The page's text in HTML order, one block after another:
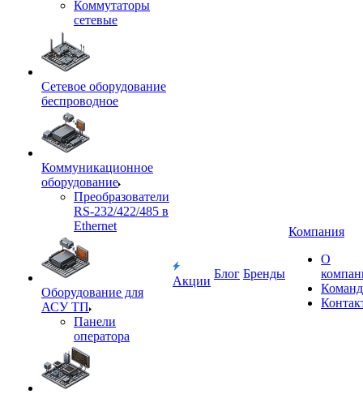
Коммутаторы
сетевые
Сетевое оборудование
беспроводное
Коммуникационное
оборудование
Преобразователи
RS-232/422/485 в
Ethernet
Оборудование для
АСУ ТП
Панели
оператора
Акции
Блог Бренды
Компания
О